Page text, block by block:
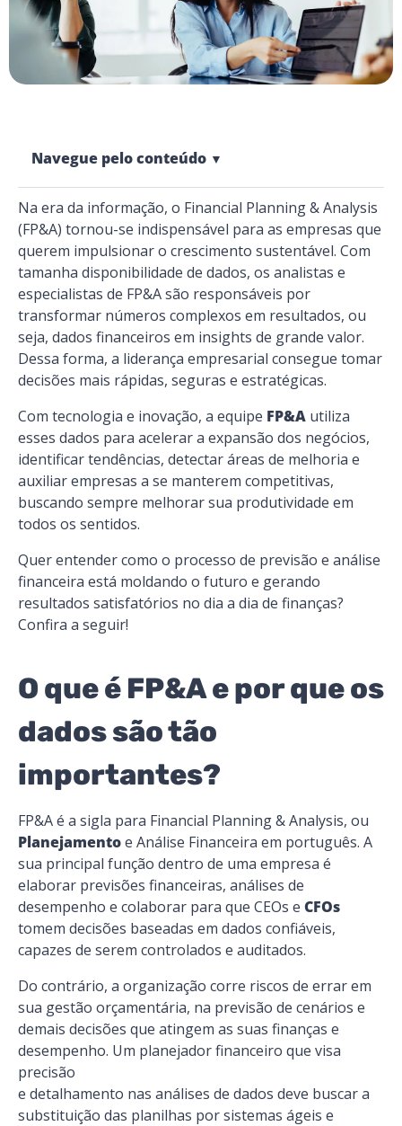
Navegue pelo conteúdo ▼
Na era da informação, o Financial Planning & Analysis
(FP&A) tornou-se indispensável para as empresas que
querem impulsionar o crescimento sustentável. Com
tamanha disponibilidade de dados, os analistas e
especialistas de FP&A são responsáveis por
transformar números complexos em resultados, ou
seja, dados financeiros em insights de grande valor.
Dessa forma, a liderança empresarial consegue tomar
decisões mais rápidas, seguras e estratégicas.
Com tecnologia e inovação, a equipe FP&A utiliza
esses dados para acelerar a expansão dos negócios,
identificar tendências, detectar áreas de melhoria e
auxiliar empresas a se manterem competitivas,
buscando sempre melhorar sua produtividade em
todos os sentidos.
Quer entender como o processo de previsão e análise
financeira está moldando o futuro e gerando
resultados satisfatórios no dia a dia de finanças?
Confira a seguir!
O que é FP&A e por que os
dados são tão
importantes?
FP&A é a sigla para Financial Planning & Analysis, ou
Planejamentoe Análise Financeira em português. A
sua principal função dentro de uma empresa é
elaborar previsões financeiras, análises de
desempenho e colaborar para que CEOs e CFOs
tomem decisões baseadas em dados confiáveis,
capazes de serem controlados e auditados.
Do contrário, a organização corre riscos de errar em
sua gestão orçamentária, na previsão de cenários e
demais decisões que atingem as suas finanças e
desempenho. Um planejador financeiro que visa
precisão
e detalhamento nas análises de dados deve buscar a
substituição das planilhas por sistemas ágeis e